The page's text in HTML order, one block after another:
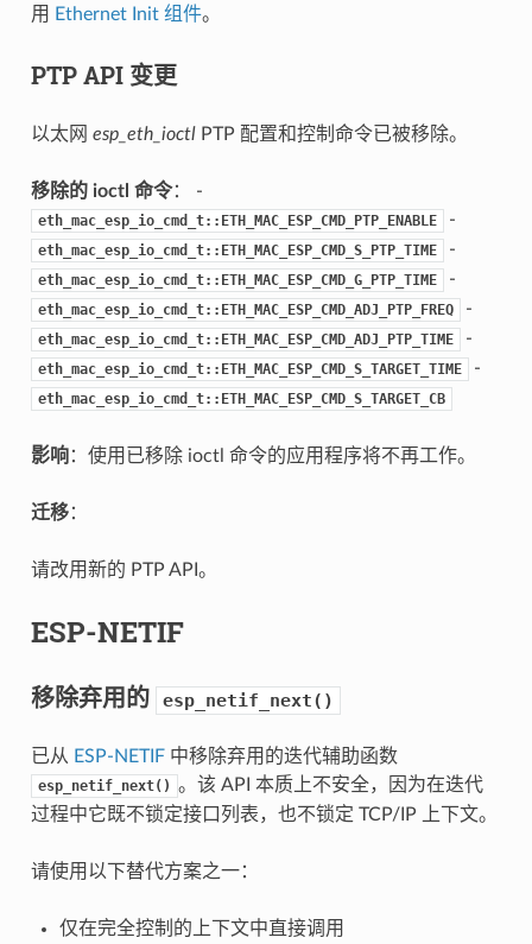
用
Ethernet Init 组件。
PTP API 变更
以太网 esp_eth_ioctlPTP 配置和控制命令已被移除。
移除的 ioctl 命令： -
eth_mac_esp_io_cmd_t::ETH_MAC_ESP_CMD_PTP_ENABLE -
eth_mac_esp_io_cmd_t::ETH_MAC_ESP_CMD_S_PTP_TIME -
eth_mac_esp_io_cmd_t::ETH_MAC_ESP_CMD_G_PTP_TIME -
eth_mac_esp_io_cmd_t::ETH_MAC_ESP_CMD_ADJ_PTP_FREQ -
eth_mac_esp_io_cmd_t::ETH_MAC_ESP_CMD_ADJ_PTP_TIME -
eth_mac_esp_io_cmd_t::ETH_MAC_ESP_CMD_S_TARGET_TIME -
eth_mac_esp_io_cmd_t::ETH_MAC_ESP_CMD_S_TARGET_CB
影响 ：使用已移除 ioctl 命令的应用程序将不再工作。
迁移：
请改用新的 PTP API。
ESP-NETIF
移除弃用的 esp_netif_next()
已从 ESP-NETIF中移除弃用的迭代辅助函数
esp_netif_next() 。该 API 本质上不安全，因为在迭代
过程中它既不锁定接口列表，也不锁定 TCP/IP 上下文。
请使用以下替代方案之一：
仅在完全控制的上下文中直接调用